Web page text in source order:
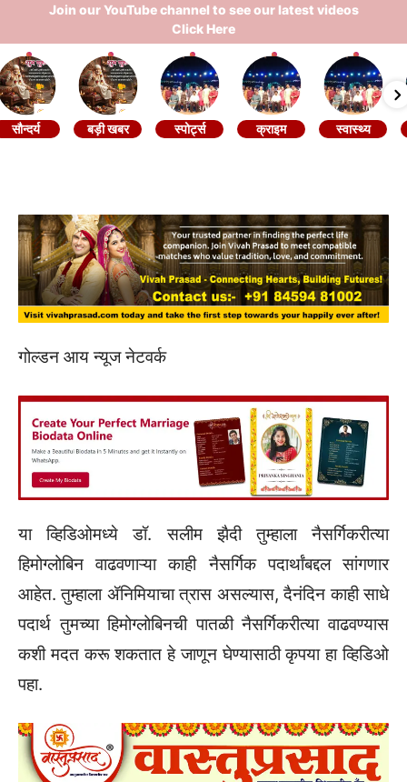
Join our YouTube channel to see our latest videos
Click Here
सौन्दर्य बड़ी खबर स्पोर्ट्स क्राइम स्वास्थ्य
गोल्डन आय न्यूज नेटवर्क
या व्हिडिओमध्ये डॉ. सलीम झैदी तुम्हाला नैसर्गिकरीत्या
हिमोग्लोबिन वाढवणाऱ्या काही नैसर्गिक पदार्थांबद्दल सांगणार
आहेत. तुम्हाला ॲनिमियाचा त्रास असल्यास, दैनंदिन काही साधे
पदार्थ तुमच्या हिमोग्लोबिनची पातळी नैसर्गिकरीत्या वाढवण्यास
कशी मदत करू शकतात हे जाणून घेण्यासाठी कृपया हा व्हिडिओ
पहा.